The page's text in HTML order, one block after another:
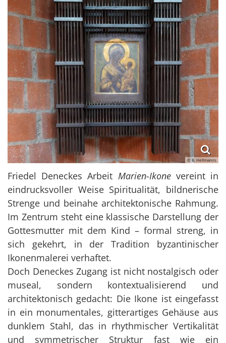
© B. Hellmanns
Friedel Deneckes Arbeit Marien-Ikonevereint in
eindrucksvoller Weise Spiritualität, bildnerische
Strenge und beinahe architektonische Rahmung.
Im Zentrum steht eine klassische Darstellung der
Gottesmutter mit dem Kind – formal streng, in
sich gekehrt, in der Tradition byzantinischer
Ikonenmalerei verhaftet.
Doch Deneckes Zugang ist nicht nostalgisch oder
museal, sondern kontextualisierend und
architektonisch gedacht: Die Ikone ist eingefasst
in ein monumentales, gitterartiges Gehäuse aus
dunklem Stahl, das in rhythmischer Vertikalität
und symmetrischer Struktur fast wie ein